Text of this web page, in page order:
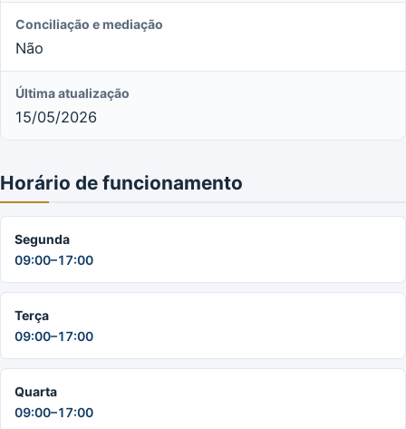
Conciliação e mediação
Não
Última atualização
15/05/2026
Horário de funcionamento
Segunda
09:00–17:00
Terça
09:00–17:00
Quarta
09:00–17:00